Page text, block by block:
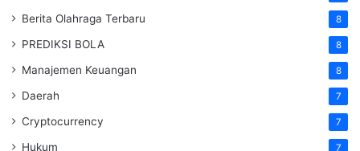
Berita Olahraga Terbaru 8
PREDIKSI BOLA 8
Manajemen Keuangan 8
Daerah 7
Cryptocurrency 7
Hukum 7